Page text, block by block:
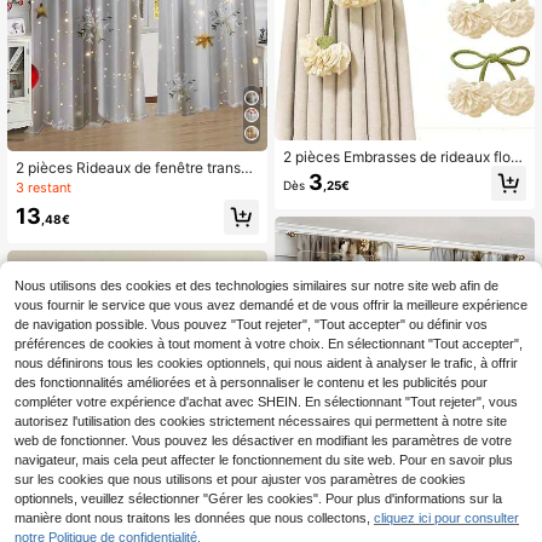
2 pièces Rideaux de fenêtre transpa
rents avec motif arbre, rideaux de d
ambre à coucher translucides pour
3 restant
13,48€
2 pièces Embrasses de rideaux flora
les avec cordes de rideaux décorati
ves élégantes, design floral à longu
e à rideaux pour la maison et le bure
au, décoration d'intérieur belle et
Dès 3 ,25€
1
Nous utilisons des cookies et des technologies similaires sur notre site web afin de
vous fournir le service que vous avez demandé et de vous offrir la meilleure expérience
de navigation possible. Vous pouvez "Tout rejeter", "Tout accepter" ou définir vos
préférences de cookies à tout moment à votre choix. En sélectionnant "Tout accepter",
nous définirons tous les cookies optionnels, qui nous aident à analyser le trafic, à offrir
des fonctionnalités améliorées et à personnaliser le contenu et les publicités pour
compléter votre expérience d'achat avec SHEIN. En sélectionnant "Tout rejeter", vous
autorisez l'utilisation des cookies strictement nécessaires qui permettent à notre site
web de fonctionner. Vous pouvez les désactiver en modifiant les paramètres de votre
navigateur, mais cela peut affecter le fonctionnement du site web. Pour en savoir plus
sur les cookies que nous utilisons et pour ajuster vos paramètres de cookies
optionnels, veuillez sélectionner "Gérer les cookies". Pour plus d'informations sur la
manière dont nous traitons les données que nous collectons, cliquez ici pour consulter
notre Politique de confidentialité.